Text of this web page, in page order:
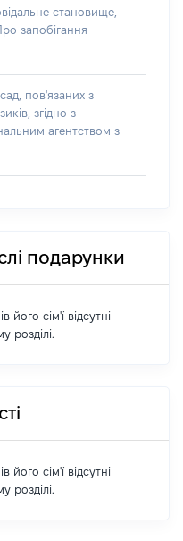
становище,
запобігання
пов'язаних з
згідно з
агентством з
подарунки
його сім'ї відсутні
розділі.
його сім'ї відсутні
розділі.